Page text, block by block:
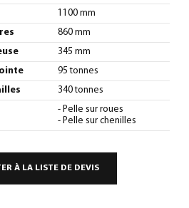
1100 mm
860 mm
345 mm
95 tonnes
340 tonnes
- Pelle sur roues
- Pelle sur chenilles
À LA LISTE DE DEVIS